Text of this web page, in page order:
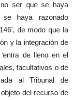
ser que se haya
haya razonado
de modo que la
y la integración de
de lleno en el
facultativos o de
al Tribunal de
del recurso de